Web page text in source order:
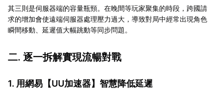
其三則是伺服器端的容量瓶頸。在晚間等玩家聚集的時段，跨國請
求的增加會使遠端伺服器處理壓力過大，導致對局中經常出現角色
瞬間移動、延遲值大幅跳動等同步問題。
二. 逐一拆解實現流暢對戰
1. 用網易【UU加速器】智慧降低延遲